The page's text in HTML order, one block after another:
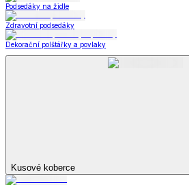
Podsedáky na židle
Zdravotní podsedáky
Dekorační polštářky a povlaky
Kusové koberce